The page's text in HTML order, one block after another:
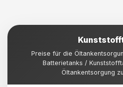
Preise für die
Batterietanks /
Öltankentsorgung